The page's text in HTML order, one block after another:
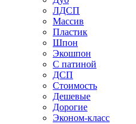
ЛДСП
Массив
Пластик
Шпон
Экошпон
С патиной
ДСП
Стоимость
Дешевые
Дорогие
Эконом-класс